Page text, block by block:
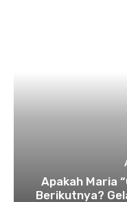
Apakah Maria
Berikutnya?